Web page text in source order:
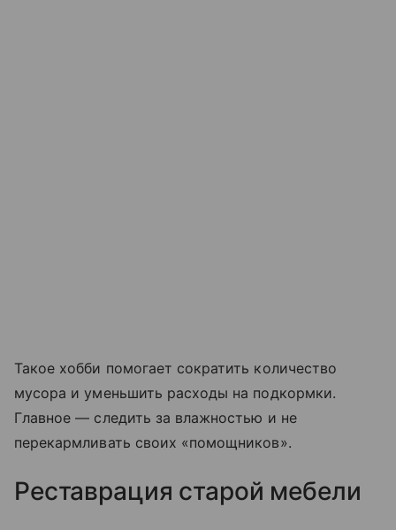
Такое хобби помогает сократить количество
мусора и уменьшить расходы на подкормки.
Главное — следить за влажностью и не
перекармливать своих «помощников».
Реставрация старой мебели